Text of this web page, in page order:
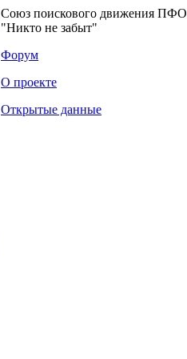
Союз поискового движения ПФО
"Никто не забыт"
Форум
О проекте
Открытые данные